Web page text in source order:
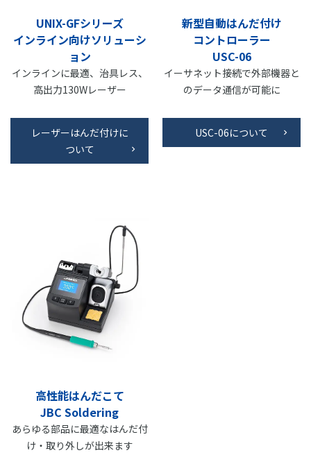
UNIX-GFシリーズ
インライン向けソリューシ
ョン
インラインに最適、治具レス、
高出力130Wレーザー
レーザーはんだ付けに
ついて
新型自動はんだ付け
コントローラー
USC-06
イーサネット接続で外部機器と
のデータ通信が可能に
USC-06について
高性能はんだこて
JBC Soldering
あらゆる部品に最適なはんだ付
け・取り外しが出来ます